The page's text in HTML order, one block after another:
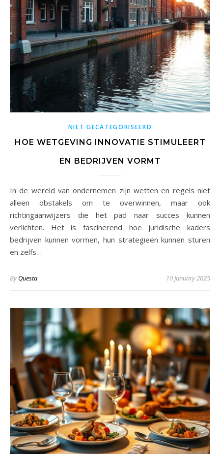
NIET GECATEGORISEERD
HOE WETGEVING INNOVATIE STIMULEERT
EN BEDRIJVEN VORMT
In de wereld van ondernemen zijn wetten en regels niet
alleen obstakels om te overwinnen, maar ook
richtingaanwijzers die het pad naar succes kunnen
verlichten. Het is fascinerend hoe juridische kaders
bedrijven kunnen vormen, hun strategieën kunnen sturen
en zelfs…
ByQuesta 10 January 2025